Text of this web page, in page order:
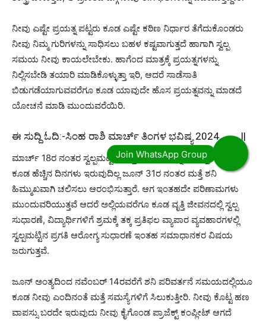
ನೀವು ಎಷ್ಟೇ ಪ್ರಯತ್ನ ಪಟ್ಟರು ಕೂಡ ಎಷ್ಟೇ ಕಠಿಣ ನಿರ್ಧಾರ ತೆಗೆದುಕೊಂಡರು
ನೀವು ನಿಮ್ಮ ಗುರಿಗಳನ್ನು ಸಾಧಿಸಲು ಬಹಳ ಕಷ್ಟವಾಗುತ್ತದೆ ಹಾಗಾಗಿ ಸ್ವಲ್ಪ
ಸಮಯ ನೀವು ಕಾಯಲೇಬೇಕು. ಹಾಗೆಂದ ಮಾತ್ರಕ್ಕೆ ಪ್ರಯತ್ನಗಳನ್ನು
ನಿಲ್ಲಿಸಬೇಡಿ ತಯಾರಿ ಮಾಡಿಕೊಳ್ಳುತ್ತಾ ಇರಿ, ಆದರೆ ಸಾಡೆಸಾತಿ
ಬಿಡುಗಡೆಯಾಗುವವರೆಗೂ ಕೂಡ ಯಾವುದೇ ಹೊಸ ಪ್ರಯತ್ನವನ್ನು ಮಾಡದೆ
ಯೋಚನೆ ಮಾಡಿ ಮುಂದುವರೆಯಿರಿ.
ಈ ಸುದ್ದಿ ಓದಿ:-ಸಿಂಹ ರಾಶಿ ಮಾರ್ಚ್ ತಿಂಗಳ ಭವಿಷ್ಯ 2024……….||
ಮಾರ್ಚ್ 18ರ ನಂತರ ಸ್ವಲ್ಪಮಟ್ಟಿಗೆ ಉತ್ತಮ ಫಲಗಳನ್ನು ಕಾಣುತ್ತೀರಿ ಅದು
ಕೂಡ ಹೆಚ್ಚಿನ ದಿನಗಳು ಇರುವುದಿಲ್ಲ ಜೂನ್ 31ರ ನಂತರ ಮತ್ತೆ ಶನಿ
ಹಿಮ್ಮುಖವಾಗಿ ಚಲಿಸಲು ಆರಂಭಿಸುತ್ತಾರೆ. ಆಗ ಇಂತಹದೇ ಪರಿಣಾಮಗಳು
ಮುಂದುವರಿಯುತ್ತವೆ ಆದರೆ ಅಲ್ಲಿಯವರೆಗೂ ಕೂಡ ವೃತ್ತಿ ಜೀವನದಲ್ಲಿ ಸ್ವಲ್ಪ
ಸುಧಾರಣೆ, ವಿದ್ಯಾರ್ಥಿಗಳಿಗೆ ಶ್ರಮಕ್ಕೆ ತಕ್ಕ ಪ್ರತಿಫಲ ವ್ಯಾಪಾರ ವ್ಯವಹಾರಗಳಲ್ಲಿ
ಸ್ವಲ್ಪಮಟ್ಟಿನ ಪ್ರಗತಿ ಆರೋಗ್ಯ ಸುಧಾರಣೆ ಇಂತಹ ಸಮಾಧಾನಕರ ವಿಷಯ
ಜರುಗುತ್ತವೆ.
ಜೂನ್ ಅಂತ್ಯದಿಂದ ನವೆಂಬರ್ 14ರವರೆಗೆ ಶನಿ ಪರಿವರ್ತನೆ ಸಮಯದಲ್ಲಿಯೂ
ಕೂಡ ನೀವು ಎಂದಿನಂತೆ ಮತ್ತೆ ಸಮಸ್ಯೆಗಳಿಗೆ ಸಿಲುಕುತ್ತೀರಿ. ನೀವು ಕೊಟ್ಟ ಹಣ
ವಾಪಸ್ಸು ಬರದೇ ಇರುವುದು ನೀವು ಕೈಗೊಂಡ ಪ್ರಾಜೆಕ್ಟ್ ಕಂಪ್ಲೀಟ್ ಆಗದೆ